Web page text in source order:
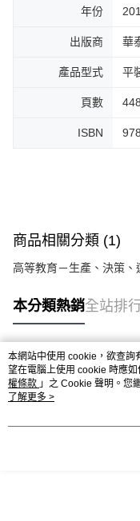
年份
出版商 華
產品型式 平
頁數
ISBN
商品相關分類 (1)
高等教育－生產、決策、
本分類熱銷全站排
熱門標籤
本網站中使用 cookie，欲查詢
望在電腦上使用 cookie 時應
權條款 」之 Cookie 聲明。您
用條款之 Cookie 聲明使用
了解更多 >